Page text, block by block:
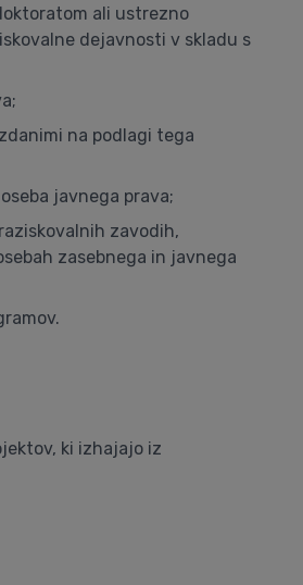
ali ustrezno
dejavnosti v skladu s
na podlagi tega
javnega prava;
zavodih,
zasebnega in javnega
ki izhajajo iz